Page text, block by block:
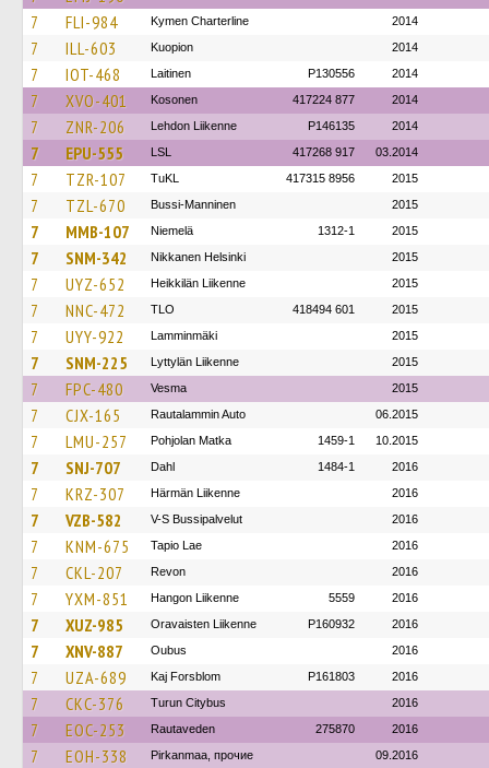
7 FLI-984 Kymen Charterline 2014
7 ILL-603 Kuopion 2014
7 IOT-468 Laitinen P130556 2014
7 XVO-401 Kosonen 417224 877 2014
7 ZNR-206 Lehdon Liikenne P146135 2014
7 EPU-555 LSL 417268 917 03.2014
7 TZR-107 TuKL 417315 8956 2015
7 TZL-670 Bussi-Manninen 2015
7 MMB-107 Niemelä 1312-1 2015
7 SNM-342 Nikkanen Helsinki 2015
7 UYZ-652 Heikkilän Liikenne 2015
7 NNC-472 TLO 418494 601 2015
7 UYY-922 Lamminmäki 2015
7 SNM-225 Lyttylän Liikenne 2015
7 FPC-480 Vesma 2015
7 CJX-165 Rautalammin Auto 06.2015
7 LMU-257 Pohjolan Matka 1459-1 10.2015
7 SNJ-707 Dahl 1484-1 2016
7 KRZ-307 Härmän Liikenne 2016
7 VZB-582 V-S Bussipalvelut 2016
7 KNM-675 Tapio Lae 2016
7 CKL-207 Revon 2016
7 YXM-851 Hangon Liikenne 5559 2016
7 XUZ-985 Oravaisten Liikenne P160932 2016
7 XNV-887 Oubus 2016
7 UZA-689 Kaj Forsblom P161803 2016
7 CKC-376 Turun Citybus 2016
7 EOC-253 Rautaveden 275870 2016
7 EOH-338 Pirkanmaa, прочие 09.2016